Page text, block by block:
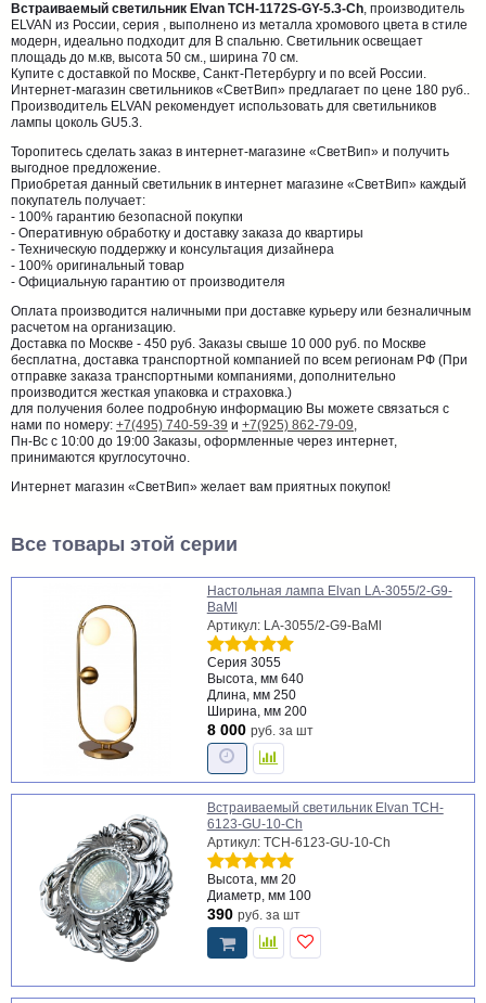
Встраиваемый светильник Elvan TCH-1172S-GY-5.3-Ch, производитель
ELVAN из России, серия , выполнено из металла хромового цвета в стиле
модерн, идеально подходит для В спальню. Светильник освещает
площадь до м.кв, высота 50 см., ширина 70 см.
Купите с доставкой по Москве, Санкт-Петербургу и по всей России.
Интернет-магазин светильников «СветВип» предлагает по цене 180 руб..
Производитель ELVAN рекомендует использовать для светильников
лампы цоколь GU5.3.
Торопитесь сделать заказ в интернет-магазине «СветВип» и получить
выгодное предложение.
Приобретая данный светильник в интернет магазине «СветВип» каждый
покупатель получает:
- 100% гарантию безопасной покупки
- Оперативную обработку и доставку заказа до квартиры
- Техническую поддержку и консультация дизайнера
- 100% оригинальный товар
- Официальную гарантию от производителя
Оплата производится наличными при доставке курьеру или безналичным
расчетом на организацию.
Доставка по Москве - 450 руб. Заказы свыше 10 000 руб. по Москве
бесплатна, доставка транспортной компанией по всем регионам РФ (При
отправке заказа транспортными компаниями, дополнительно
производится жесткая упаковка и страховка.)
для получения более подробную информацию Вы можете связаться с
нами по номеру: +7(495) 740-59-39 и +7(925) 862-79-09,
Пн-Вс с 10:00 до 19:00 Заказы, оформленные через интернет,
принимаются круглосуточно.
Интернет магазин «СветВип» желает вам приятных покупок!
Все товары этой серии
Настольная лампа Elvan LA-3055/2-G9-
BaMl
Артикул: LA-3055/2-G9-BaMl
Серия 3055
Высота, мм 640
Длина, мм 250
Ширина, мм 200
8 000 руб. за шт
Встраиваемый светильник Elvan TCH-
6123-GU-10-Ch
Артикул: TCH-6123-GU-10-Ch
Высота, мм 20
Диаметр, мм 100
390 руб. за шт